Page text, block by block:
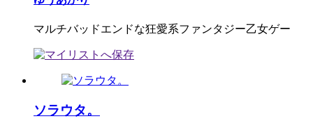
マルチバッドエンドな狂愛系ファンタジー乙女ゲー
ソラウタ。